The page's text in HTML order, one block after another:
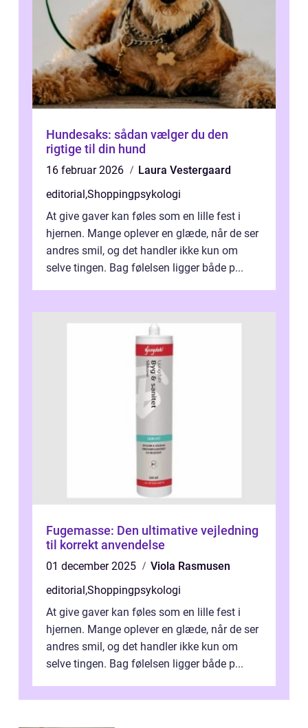
Hundesaks: sådan vælger du den
rigtige til din hund
16 februar 2026
Laura Vestergaard
editorial,Shoppingpsykologi
At give gaver kan føles som en lille fest i
hjernen. Mange oplever en glæde, når de ser
andres smil, og det handler ikke kun om
selve tingen. Bag følelsen ligger både p...
Fugemasse: Den ultimative vejledning
til korrekt anvendelse
01 december 2025
Viola Rasmusen
editorial,Shoppingpsykologi
At give gaver kan føles som en lille fest i
hjernen. Mange oplever en glæde, når de ser
andres smil, og det handler ikke kun om
selve tingen. Bag følelsen ligger både p...